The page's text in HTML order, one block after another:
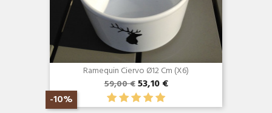
Ramequin Ciervo Ø12 Cm (x6)
59,00 €
-10%
53,10 €
Vista rápida